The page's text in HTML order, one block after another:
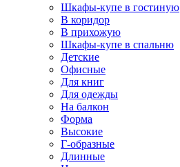
Шкафы-купе в гостиную
В коридор
В прихожую
Шкафы-купе в спальню
Детские
Офисные
Для книг
Для одежды
На балкон
Форма
Высокие
Г-образные
Длинные